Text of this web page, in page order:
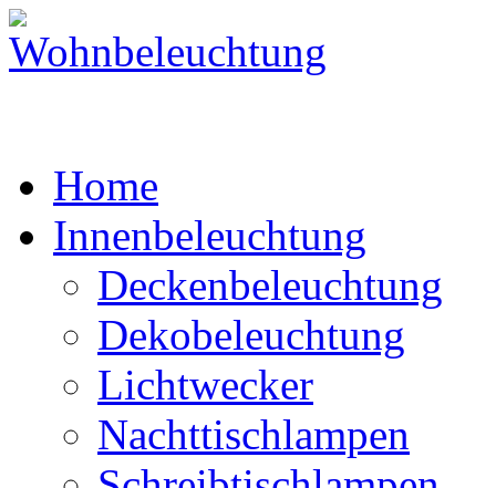
Home
Innenbeleuchtung
Deckenbeleuchtung
Dekobeleuchtung
Lichtwecker
Nachttischlampen